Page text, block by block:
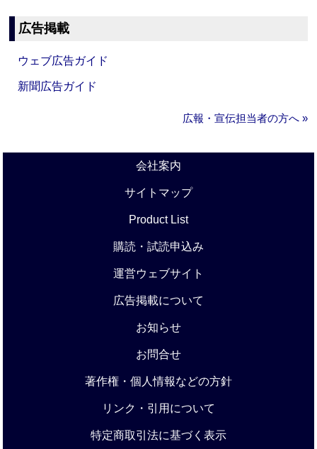
広告掲載
ウェブ広告ガイド
新聞広告ガイド
広報・宣伝担当者の方へ »
会社案内
サイトマップ
Product List
購読・試読申込み
運営ウェブサイト
広告掲載について
お知らせ
お問合せ
著作権・個人情報などの方針
リンク・引用について
特定商取引法に基づく表示